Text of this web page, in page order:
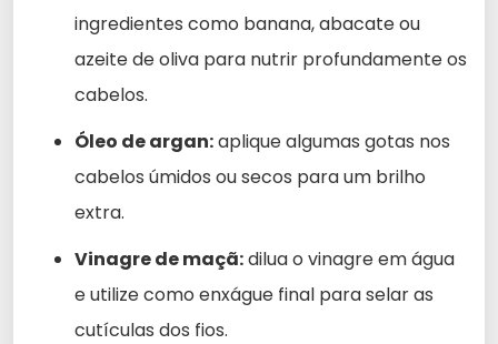
ingredientes como banana, abacate ou
azeite de oliva para nutrir profundamente os
cabelos.
Óleo de argan:aplique algumas gotas nos
cabelos úmidos ou secos para um brilho
extra.
Vinagre de maçã:dilua o vinagre em água
e utilize como enxágue final para selar as
cutículas dos fios.